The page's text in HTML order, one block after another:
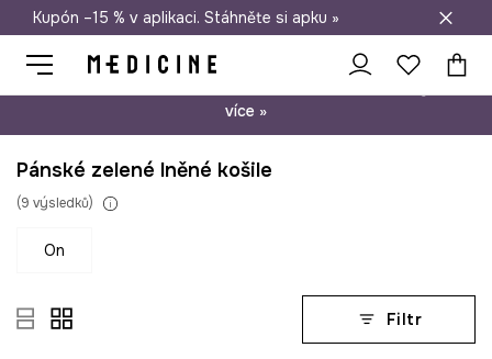
Doprava zdarma při nákupu nad 1 200 Kč
Kupón –15 % v aplikaci. Stáhněte si apku »
více »
Pánské zelené lněné košile
(9 výsledků)
on
Filtr